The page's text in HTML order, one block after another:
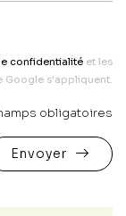
confidentialité et les
Google s'appliquent.
obligatoires
Envoyer